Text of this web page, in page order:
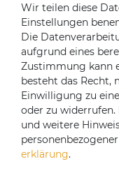
Login
Registrieren
Versandpartner
Wir teilen diese
Einstellungen
Die
aufgrund eines
Zustimmung kann
besteht das Recht,
Einwilligung zu
oder zu widerrufen.
und weitere
erklärung.